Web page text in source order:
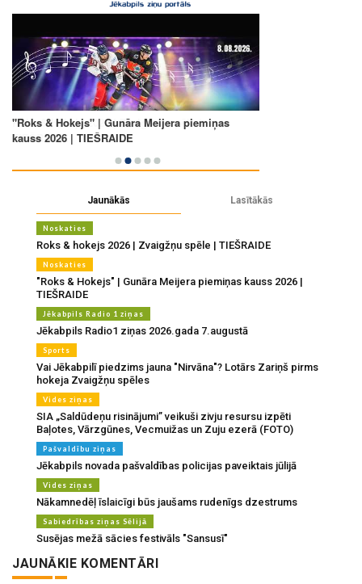
Jaunākās Lasītākās
Noskaties
Roks & hokejs 2026 | Zvaigžņu spēle | TIEŠRAIDE
Noskaties
"Roks & Hokejs" | Gunāra Meijera piemiņas kauss 2026 |
TIEŠRAIDE
Jēkabpils Radio 1 ziņas
Jēkabpils Radio1 ziņas 2026.gada 7.augustā
Sports
Vai Jēkabpilī piedzims jauna "Nirvāna"? Lotārs Zariņš pirms
hokeja Zvaigžņu spēles
Vides ziņas
SIA „Saldūdeņu risinājumi” veikuši zivju resursu izpēti
Baļotes, Vārzgūnes, Vecmuižas un Zuju ezerā (FOTO)
Pašvaldību ziņas
Jēkabpils novada pašvaldības policijas paveiktais jūlijā
Vides ziņas
Nākamnedēļ īslaicīgi būs jaušams rudenīgs dzestrums
Sabiedrības ziņas Sēlijā
Susējas mežā sācies festivāls "Sansusī"
JAUNĀKIE KOMENTĀRI